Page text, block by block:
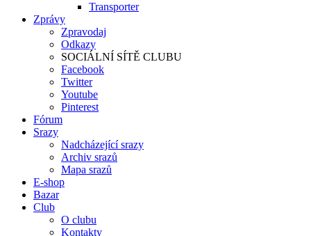
Transporter
Zprávy
Zpravodaj
Odkazy
SOCIÁLNÍ SÍTĚ CLUBU
Facebook
Twitter
Youtube
Pinterest
Fórum
Srazy
Nadcházející srazy
Archiv srazů
Mapa srazů
E-shop
Bazar
Club
O clubu
Kontakty